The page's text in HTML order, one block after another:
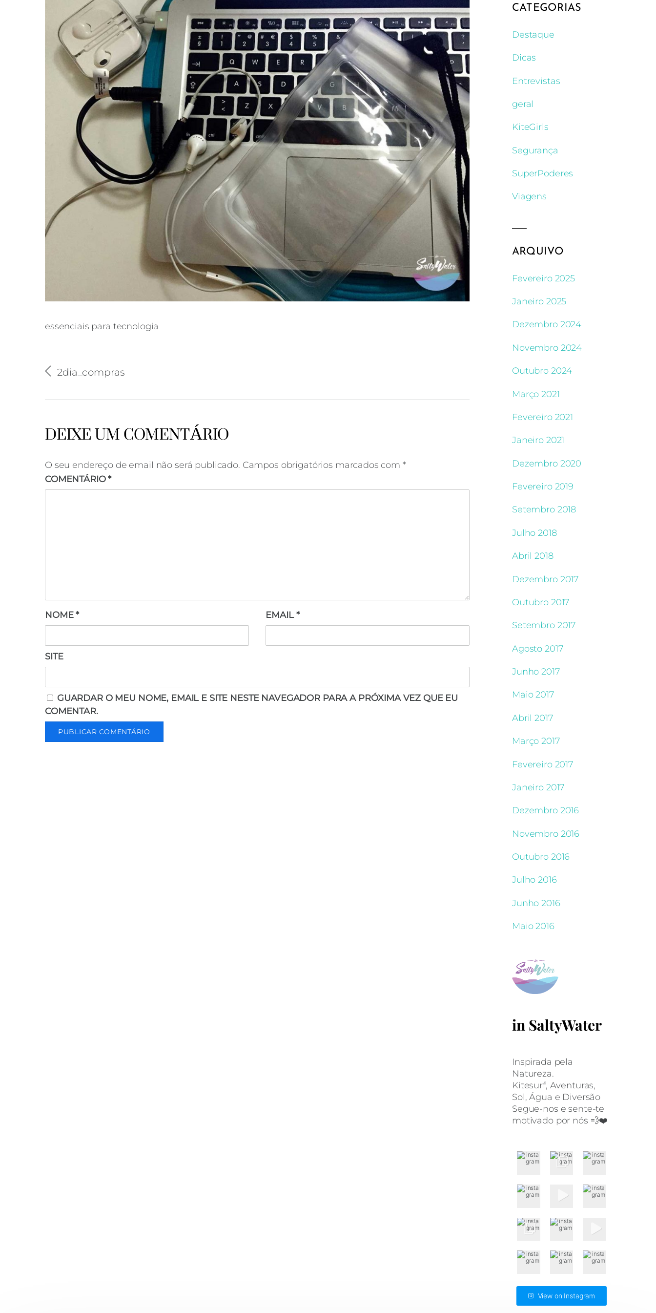
essenciais para tecnologia
2dia_compras
DEIXE UM COMENTÁRIO
O seu endereço de email não será publicado. Campos obrigatórios marcados com *
COMENTÁRIO*
NOME* EMAIL*
SITE
GUARDAR O MEU NOME, EMAIL E SITE NESTE NAVEGADOR PARA A PRÓXIMA VEZ QUE EU
COMENTAR.
CATEGORIAS
Destaque
Dicas
Entrevistas
geral
KiteGirls
Segurança
SuperPoderes
Viagens
ARQUIVO
Fevereiro 2025
Janeiro 2025
Dezembro 2024
Novembro 2024
Outubro 2024
Março 2021
Fevereiro 2021
Janeiro 2021
Dezembro 2020
Fevereiro 2019
Setembro 2018
Julho 2018
Abril 2018
Dezembro 2017
Outubro 2017
Setembro 2017
Agosto 2017
Junho 2017
Maio 2017
Abril 2017
Março 2017
Fevereiro 2017
Janeiro 2017
Dezembro 2016
Novembro 2016
Outubro 2016
Julho 2016
Junho 2016
Maio 2016
in SaltyWater
Inspirada pela
Natureza.
Kitesurf, Aventuras,
Sol, Água e Diversão
Segue-nos e sente-te
motivado por nós 💨❤️
View on Instagram